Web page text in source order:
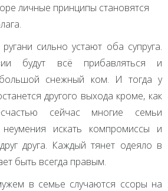
личные принципы становятся
сильно устают оба супруга.
будут всё прибавляться и
большой снежный ком. И тогда у
другого выхода кроме, как
сейчас многие семьи
неумения искать компромиссы и
друга. Каждый тянет одеяло в
быть всегда правым.
в семье случаются ссоры на